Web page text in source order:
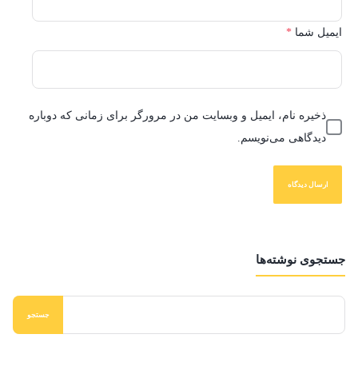
جستجوی نوشته‌ها
ایمیل شما *
ذخیره نام، ایمیل و وبسایت من در مرورگر برای زمانی که دوباره
دیدگاهی می‌نویسم.